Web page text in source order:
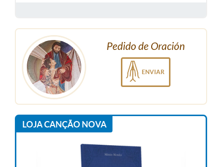
Pedido de Oración
ENVIAR
LOJA CANÇÃO NOVA